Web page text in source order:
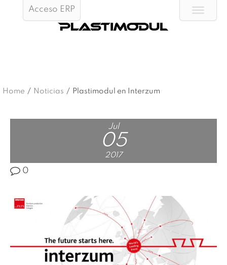
Acceso ERP
Home / Noticias / Plastimodul en Interzum
Jul
05
2017
0